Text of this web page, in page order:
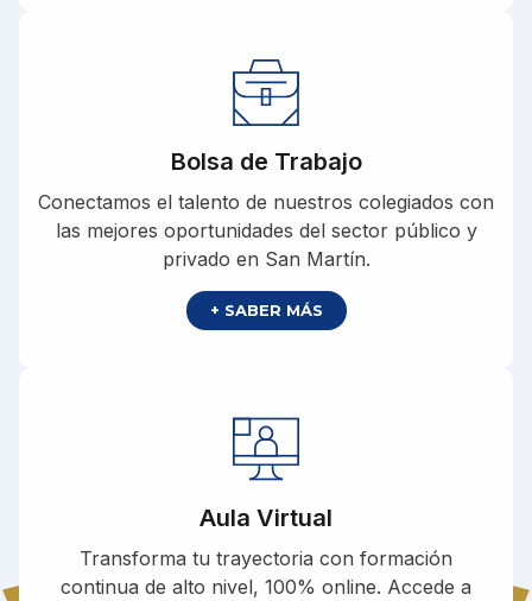
Bolsa de Trabajo
Conectamos el talento de nuestros colegiados con
las mejores oportunidades del sector público y
privado en San Martín.
+ SABER MÁS
Aula Virtual
Transforma tu trayectoria con formación
continua de alto nivel, 100% online. Accede a